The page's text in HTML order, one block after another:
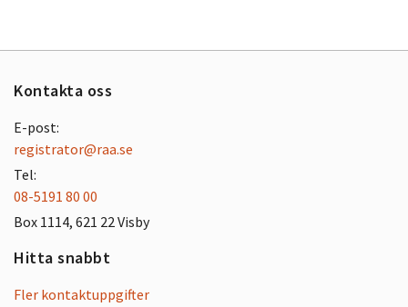
Kontakta oss
E-post:
registrator@raa.se
Tel:
08-5191 80 00
Box 1114, 621 22 Visby
Hitta snabbt
Fler kontaktuppgifter